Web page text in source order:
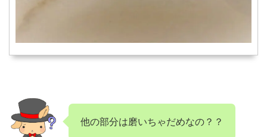
他の部分は磨いちゃだめなの？？